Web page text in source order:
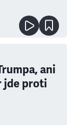
ani
jde proti